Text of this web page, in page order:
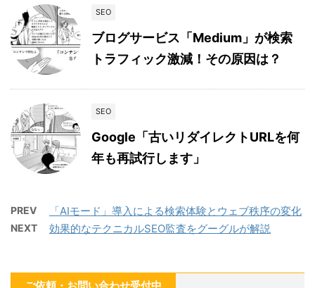
SEO
ブログサービス「Medium」が検索
トラフィック激減！その原因は？
SEO
Google「古いリダイレクトURLを何
年も再試行します」
PREV 「AIモード」導入による検索体験とウェブ秩序の変化
NEXT 効果的なテクニカルSEO監査をグーグルが解説